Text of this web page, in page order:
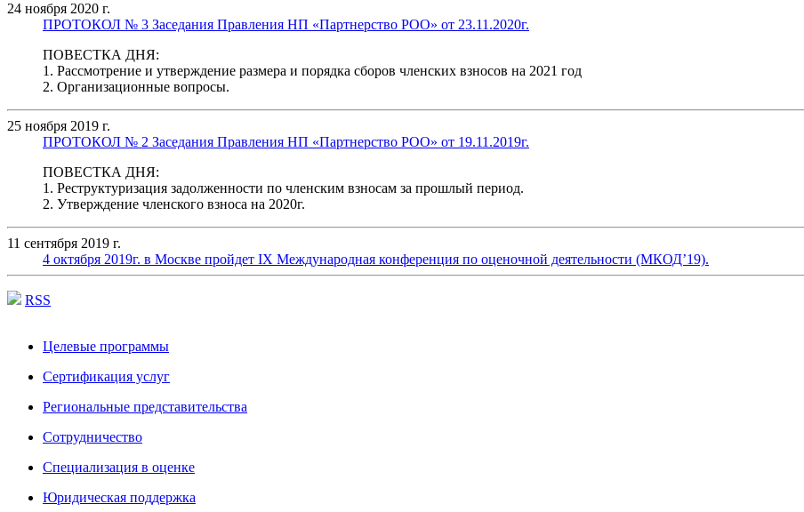
24 ноября 2020 г.
ПРОТОКОЛ № 3 Заседания Правления НП «Партнерство РОО» от 23.11.2020г.
ПОВЕСТКА ДНЯ:
1. Рассмотрение и утверждение размера и порядка сборов членских взносов на 2021 год
2. Организационные вопросы.
25 ноября 2019 г.
ПРОТОКОЛ № 2 Заседания Правления НП «Партнерство РОО» от 19.11.2019г.
ПОВЕСТКА ДНЯ:
1. Реструктуризация задолженности по членским взносам за прошлый период.
2. Утверждение членского взноса на 2020г.
11 сентября 2019 г.
4 октября 2019г. в Москве пройдет IX Международная конференция по оценочной деятельности (МКОД’19).
RSS
Целевые программы
Сертификация услуг
Региональные представительства
Сотрудничество
Специализация в оценке
Юридическая поддержка